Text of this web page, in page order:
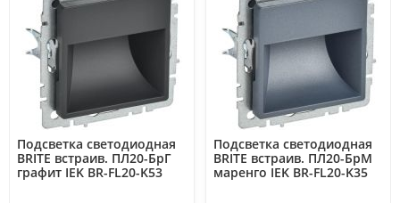
Подсветка светодиодная
BRITE встраив. ПЛ20-БрГ
графит IEK BR-FL20-K53
Подсветка светодиодная
BRITE встраив. ПЛ20-БрМ
маренго IEK BR-FL20-K35